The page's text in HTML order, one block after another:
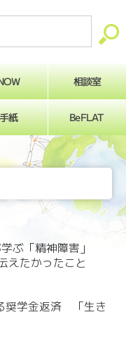
相談室
手紙 BeFLAT
学ぶ「精神障害」
えたかったこと
奨学金返済 「生き